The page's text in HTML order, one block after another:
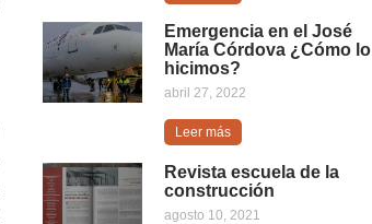
Emergencia en el José
María Córdova ¿Cómo lo
hicimos?
abril 27, 2022
Leer más
Revista escuela de la
construcción
agosto 10, 2021